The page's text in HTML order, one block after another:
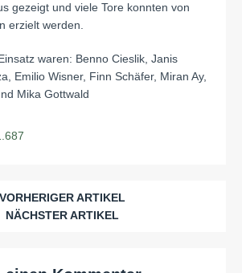
gezeigt und viele Tore konnten von
erzielt werden.
waren: Benno Cieslik, Janis
Emilio Wisner, Finn Schäfer, Miran Ay,
Mika Gottwald
VORHERIGER ARTIKEL
NÄCHSTER ARTIKEL